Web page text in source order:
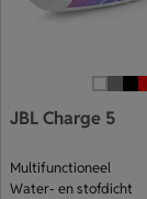
JBL Charge 5
Multifunctioneel
Water- en stofdicht